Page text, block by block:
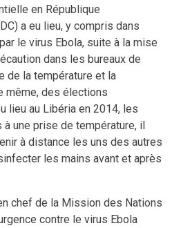
en République
a eu lieu, y compris dans
le virus Ebola, suite à la mise
dans les bureaux de
de la température et la
même, des élections
lieu au Libéria en 2014, les
une prise de température, il
à distance les uns des autres
les mains avant et après
chef de la Mission des Nations
contre le virus Ebola